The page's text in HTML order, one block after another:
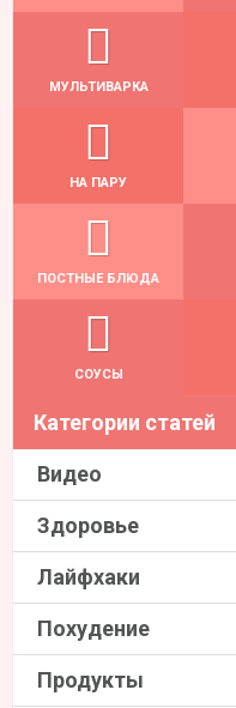
МУЛЬТИВАРКА
НА ПАРУ
ПОСТНЫЕ БЛЮДА
СОУСЫ
Категории статей
Видео
Здоровье
Лайфхаки
Похудение
Продукты